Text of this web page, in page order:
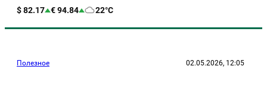
$ 82.17 € 94.84 22°C
Полезное 02.05.2026, 12:05